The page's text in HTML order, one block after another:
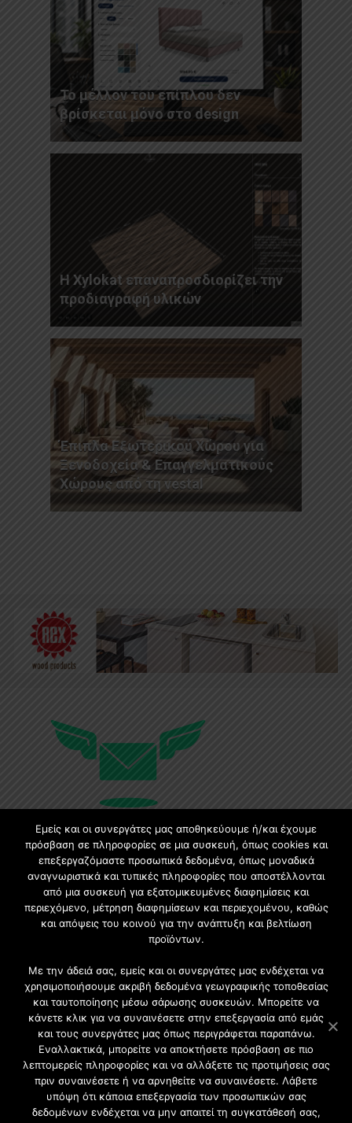
Το μέλλον του επίπλου δεν
βρίσκεται μόνο στο design
Η Xylokat επαναπροσδιορίζει την
προδιαγραφή υλικών
Έπιπλα Εξωτερικού Χώρου για
Ξενοδοχεία & Επαγγελματικούς
Χώρους από τη vestal
Εγγραφή στο Newsletter
Γίνετε μέλος της μεγαλύτερης διαδικτυακής κοινότητας, ειδικά
για αρχιτέκτονες, σχεδιαστές και λάτρεις της κατασκευής και του
2021 CFW - All Rights Reserved
Εμείς και οι συνεργάτες μας αποθηκεύουμε ή/και έχουμε
πρόσβαση σε πληροφορίες σε μια συσκευή, όπως cookies και
επεξεργαζόμαστε προσωπικά δεδομένα, όπως μοναδικά
αναγνωριστικά και τυπικές πληροφορίες που αποστέλλονται
από μια συσκευή για εξατομικευμένες διαφημίσεις και
περιεχόμενο, μέτρηση διαφημίσεων και περιεχομένου, καθώς
και απόψεις του κοινού για την ανάπτυξη και βελτίωση
προϊόντων.
Με την άδειά σας, εμείς και οι συνεργάτες μας ενδέχεται να
χρησιμοποιήσουμε ακριβή δεδομένα γεωγραφικής τοποθεσίας
και ταυτοποίησης μέσω σάρωσης συσκευών. Μπορείτε να
κάνετε κλικ για να συναινέσετε στην επεξεργασία από εμάς
και τους συνεργάτες μας όπως περιγράφεται παραπάνω.
Εναλλακτικά, μπορείτε να αποκτήσετε πρόσβαση σε πιο
λεπτομερείς πληροφορίες και να αλλάξετε τις προτιμήσεις σας
πριν συναινέσετε ή να αρνηθείτε να συναινέσετε. Λάβετε
υπόψη ότι κάποια επεξεργασία των προσωπικών σας
δεδομένων ενδέχεται να μην απαιτεί τη συγκατάθεσή σας,